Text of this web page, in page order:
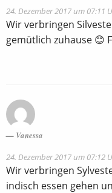
24. Dezember 2017 um 07:11
Wir verbringen
gemütlich zuhause 😊
Vanessa
24. Dezember 2017 um 07:12
Wir verbringen
indisch essen gehen